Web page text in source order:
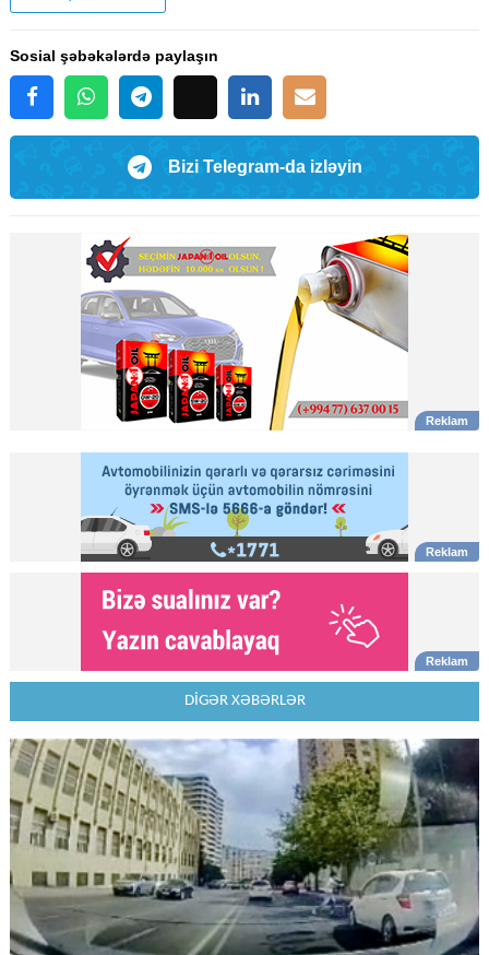
Sosial şəbəkələrdə paylaşın
Bizi Telegram-da izləyin
DİGƏR XƏBƏRLƏR